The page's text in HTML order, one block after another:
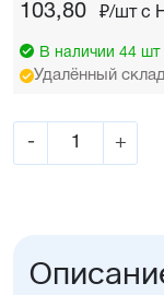
103,80 ₽/шт c
В наличии 44 шт
Удалённый
- +